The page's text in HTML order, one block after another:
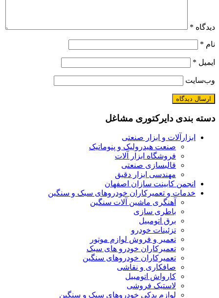
دیدگاه *
نام *
ایمیل *
وب‌سایت
دسته بندی دایرکتوری مشاغل
ابزارآلات و ابزار صنعتی
صنعت هیدرولیک و پنوماتیک
فروشگاه ابزار آلات
قالبسازی صنعتی
مهندسی ابزار دقیق
انجمن کابینت سازان اصفهان
خدمات و تعمیرکاران خودروهای سبک و سنگین
آهنگری ماشین آلات سنگین
باطری سازی
برق اتومبیل
تزئینات خودرو
تعمیر و فروش لوازم موتور
تعمیرکاران خودرو های سبک
تعمیرکاران خودروهای سنگین
صافکاری و نقاشی
کارواش اتومبیل
لاستیک فروشی
لوازم یدکی خودروهای سبک و سنگین